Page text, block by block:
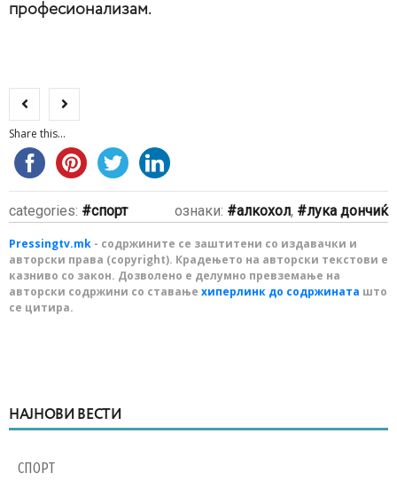
професионализам.
Share this...
categories: спорт ознаки: алкохол, лука дончиќ
Pressingtv.mk - содржините се заштитени со издавачки и
авторски права (copyright). Крадењето на авторски текстови е
казниво со закон. Дозволено е делумно превземање на
авторски содржини со ставање хиперлинк до содржината што
се цитира.
НАЈНОВИ ВЕСТИ
СПОРТ